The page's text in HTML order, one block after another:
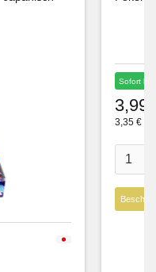
Sofort
3,99
3,35 €